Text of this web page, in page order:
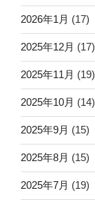
2026年1月 (17)
2025年12月 (17)
2025年11月 (19)
2025年10月 (14)
2025年9月 (15)
2025年8月 (15)
2025年7月 (19)